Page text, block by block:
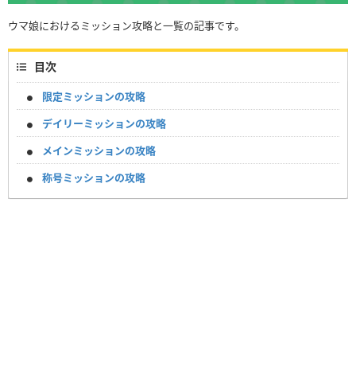
ウマ娘におけるミッション攻略と一覧の記事です。
目次
限定ミッションの攻略
デイリーミッションの攻略
メインミッションの攻略
称号ミッションの攻略